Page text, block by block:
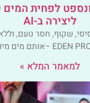
לפחית המים
ליצירה ב-AI
שקוף, חסר טעם,
למאמר המלא »